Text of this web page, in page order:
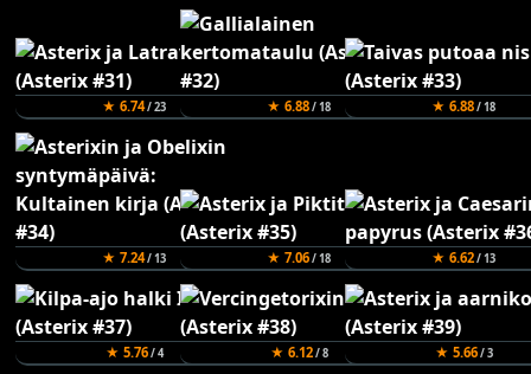
★ 6.74/ 23 ★ 6.88/ 18 ★ 6.88/ 18
★ 7.24/ 13 ★ 7.06/ 18 ★ 6.62/ 13
★ 5.76/ 4 ★ 6.12/ 8 ★ 5.66/ 3